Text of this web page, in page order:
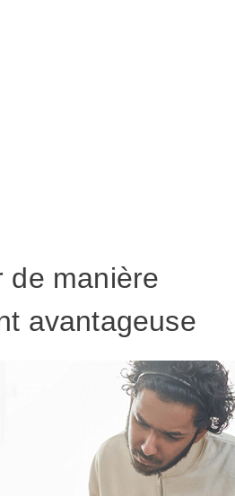
de manière
avantageuse